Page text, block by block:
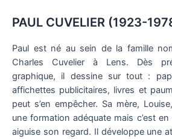
PAUL CUVELIER (1923-
Paul est né au sein de la famille
Charles Cuvelier à Lens. Dès
graphique, il dessine sur tout :
affichettes publicitaires, livres et
peut s’en empêcher. Sa mère,
une formation adéquate mais c’est
aiguise son regard. Il développe une